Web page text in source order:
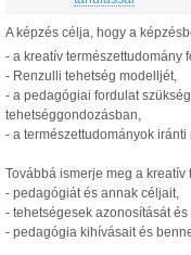
A képzés célja, hogy a
- a kreatív természettudomány
- Renzulli tehetség modelljét,
- a pedagógiai fordulat
tehetséggondozásban,
- a természettudományok
Továbbá ismerje meg a
- pedagógiát és annak céljait,
- tehetségesek azonosítását
- pedagógia kihívásait és